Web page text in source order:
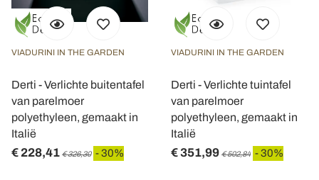
VIADURINI IN THE GARDEN
Derti - Verlichte buitentafel
van parelmoer
polyethyleen, gemaakt in
Italië
€ 228,41 € 326,30 - 30%
VIADURINI IN THE GARDEN
Derti - Verlichte tuintafel
van parelmoer
polyethyleen, gemaakt in
Italië
€ 351,99 € 502,84 - 30%